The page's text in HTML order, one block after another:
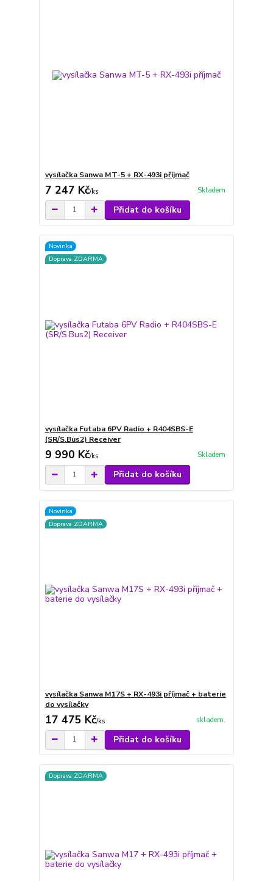
vysílačka Sanwa MT-5 + RX-493i příjmač
7 247 Kč/ks Skladem
Přidat do košíku
Novinka
Doprava ZDARMA
vysílačka Futaba 6PV Radio + R404SBS-E
(SR/S.Bus2) Receiver
9 990 Kč/ks Skladem
Přidat do košíku
Novinka
Doprava ZDARMA
vysílačka Sanwa M17S + RX-493i příjmač + baterie
do vysílačky
17 475 Kč/ks skladem.
Přidat do košíku
Doprava ZDARMA